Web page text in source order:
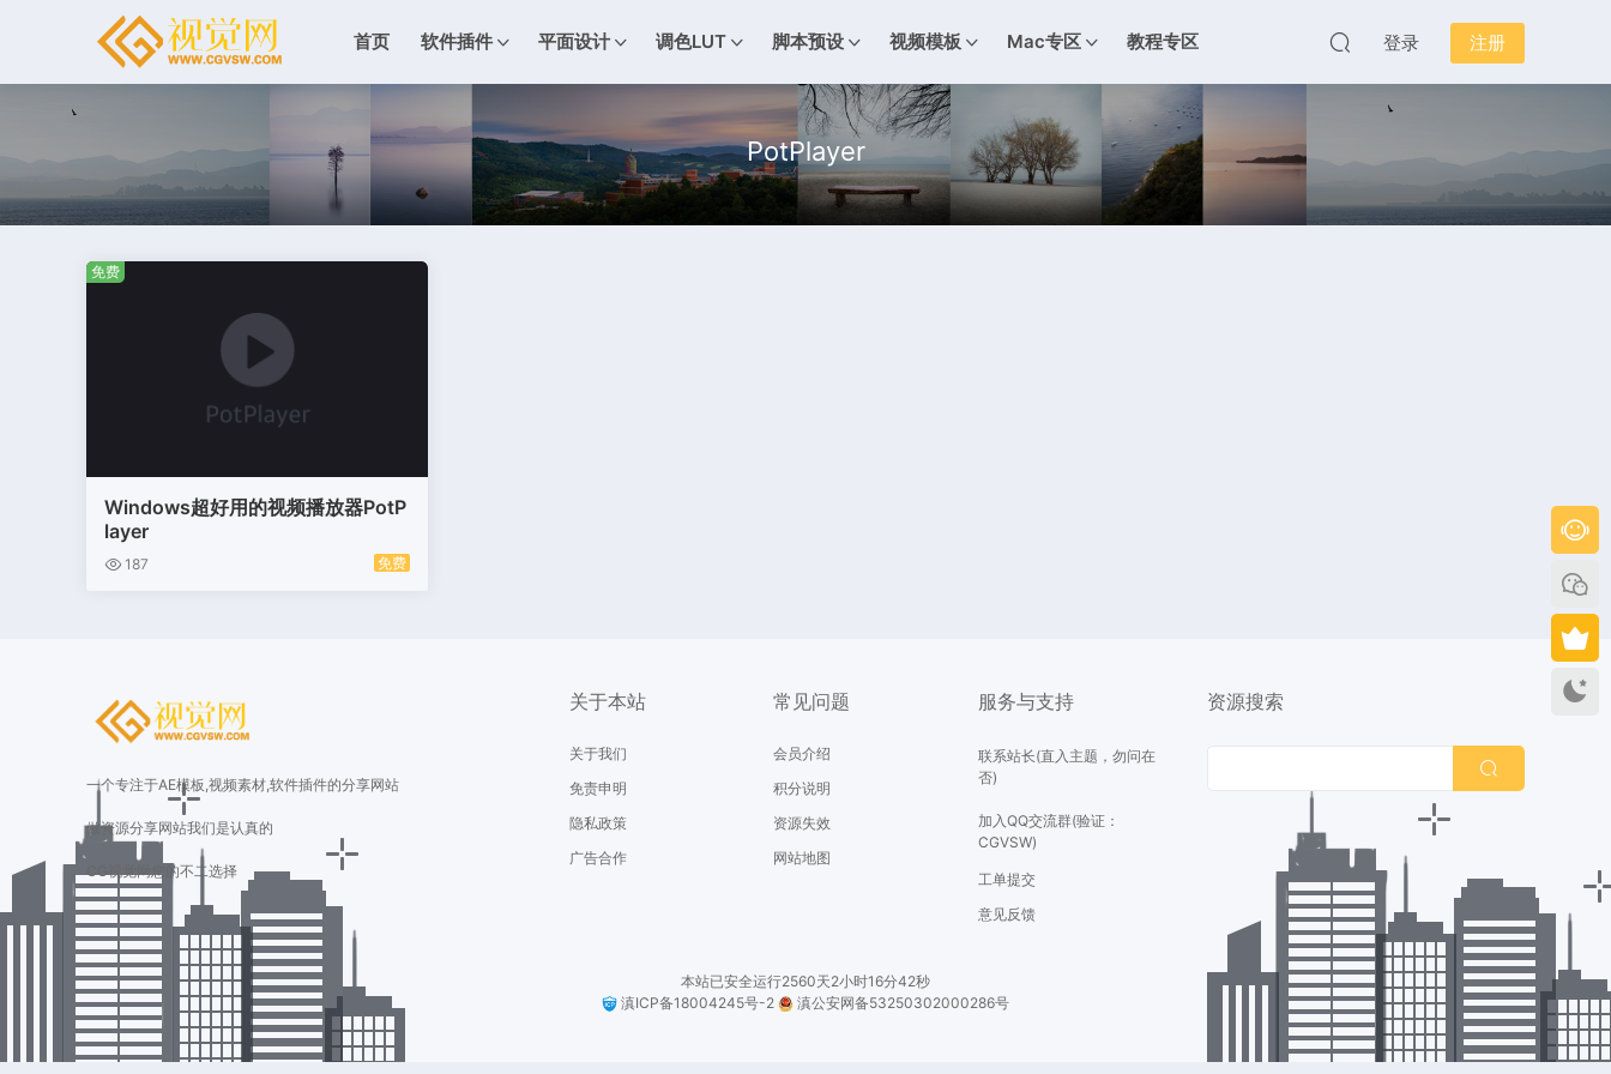
首页 软件插件 平面设计 调色LUT 脚本预设 视频模板 Mac专区 教程专区 登录 注册
PotPlayer
Windows超好用的视频播放器PotP
layer
187 免费
免费
一个专注于AE模板,视频素材,软件插件的分享网站
做资源分享网站我们是认真的
CG视觉网您的不二选择
关于本站
关于我们
免责申明
隐私政策
广告合作
常见问题
会员介绍
积分说明
资源失效
网站地图
服务与支持
联系站长(直入主题，勿问在
否)
加入QQ交流群(验证：
CGVSW)
工单提交
意见反馈
资源搜索
本站已安全运行2560天2小时16分43秒
滇ICP备18004245号-2
滇公安网备53250302000286号